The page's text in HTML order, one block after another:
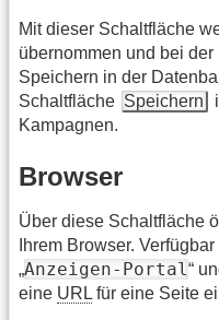
Mit dieser Schaltfläche
übernommen und bei
Speichern in der
Schaltfläche Speichern
Kampagnen.
Browser
Über diese Schaltfläche
Ihrem Browser.
„Anzeigen-Portal“
eine URL für eine Seite